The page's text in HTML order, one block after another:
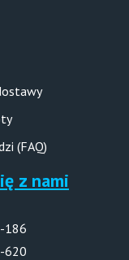
(FAQ)
z nami
186
620